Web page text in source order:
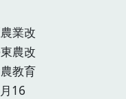
業改
農改
教育
16